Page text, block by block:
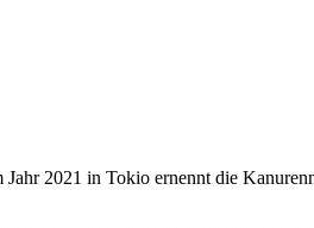
2021 in Tokio ernennt die